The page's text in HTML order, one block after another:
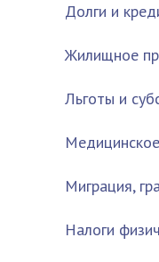
Долги и
Жилищное
Льготы и
Миграция,
Налоги